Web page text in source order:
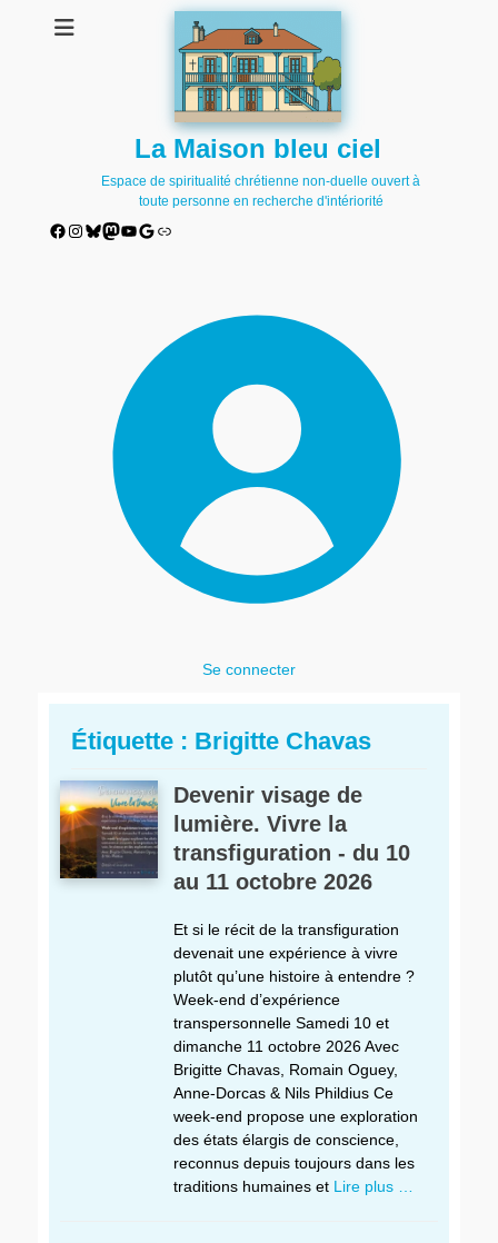
La Maison bleu ciel
Espace de spiritualité chrétienne non-duelle ouvert à
toute personne en recherche d'intériorité
Facebook
Instagram
Bluesky
Mastodon
YouTube
Google
Lien
Se connecter
Étiquette : Brigitte Chavas
Devenir visage de
lumière. Vivre la
transfiguration - du 10
au 11 octobre 2026
Et si le récit de la transfiguration
devenait une expérience à vivre
plutôt qu’une histoire à entendre ?
Week-end d’expérience
transpersonnelle Samedi 10 et
dimanche 11 octobre 2026 Avec
Brigitte Chavas, Romain Oguey,
Anne-Dorcas & Nils Phildius Ce
week-end propose une exploration
des états élargis de conscience,
reconnus depuis toujours dans les
traditions humaines et Lire plus …